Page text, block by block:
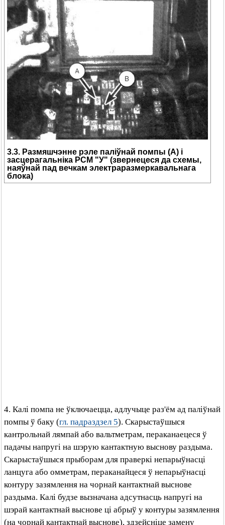
3.3. Размяшчэнне рэле паліўнай помпы (А) і
засцерагальніка РСМ "У" (звернецеся да схемы,
наяўнай пад вечкам электраразмеркавальнага
блока)
4. Калі помпа не ўключаецца, адлучыце раз'ём ад паліўнай
помпы ў баку (гл. падраздзел 5). Скарыстаўшыся
кантрольнай лямпай або вальтметрам, пераканаецеся ў
падачы напругі на шэрую кантактную выснову раздыма.
Скарыстаўшыся прыборам для праверкі непарыўнасці
ланцуга або омметрам, пераканайцеся ў непарыўнасці
контуру зазямлення на чорнай кантактнай выснове
раздыма. Калі будзе вызначана адсутнасць напругі на
шэрай кантактнай выснове ці абрыў у контуры зазямлення
(на чорнай кантактнай выснове), здзейсніце замену